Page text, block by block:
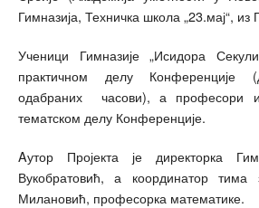
Гимназија, Техничка школа „23.мај“, из
Ученици Гимназије „Исидора
практичном делу Конференције
одабраних часови), а професори
тематском делу Конференције.
Aутор Пројекта је директорка
Вукобратовић, а координатор
Милановић, професорка математике.